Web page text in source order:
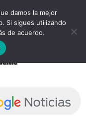
damos la mejor
Si sigues utilizando
de acuerdo.